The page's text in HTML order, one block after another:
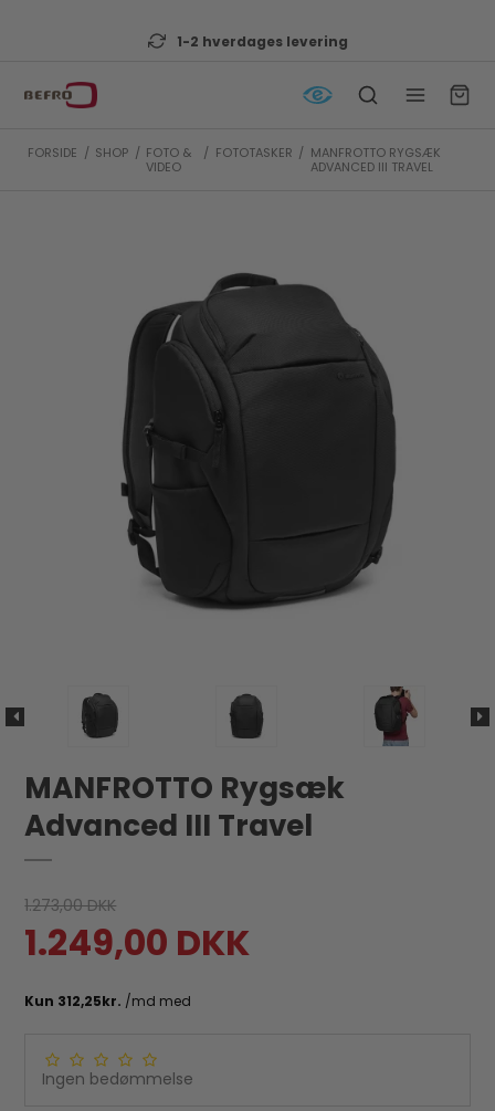
1-2 hverdages levering
FORSIDE / SHOP / FOTO &
VIDEO
/ FOTOTASKER / MANFROTTO RYGSÆK
ADVANCED III TRAVEL
MANFROTTO Rygsæk
Advanced III Travel
1.273,00 DKK
1.249,00 DKK
Ingen bedømmelse